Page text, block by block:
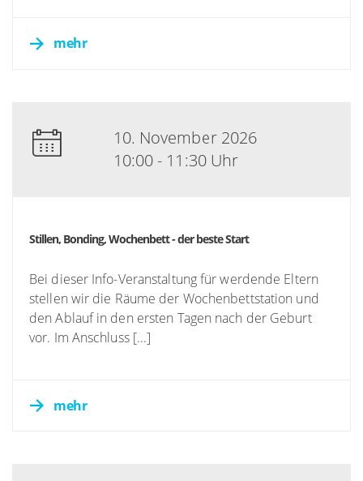
mehr
10. November 2026
10:00 - 11:30 Uhr
Stillen, Bonding, Wochenbett - der beste Start
Bei dieser Info-Veranstaltung für werdende Eltern
stellen wir die Räume der Wochenbettstation und
den Ablauf in den ersten Tagen nach der Geburt
vor. Im Anschluss [...]
mehr